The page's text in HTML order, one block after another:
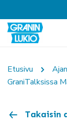
Etusivu
GraniTalksissa
Takaisin